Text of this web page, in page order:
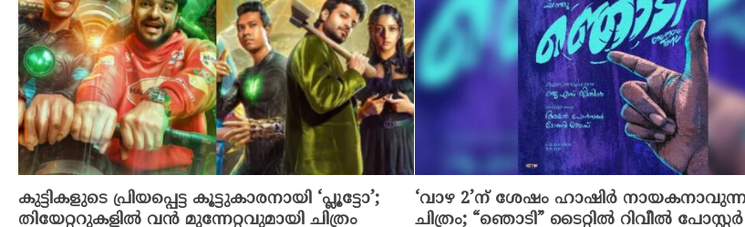
കുട്ടികളുടെ പ്രിയപ്പെട്ട കൂട്ടുകാരനായി ‘പ്ലൂട്ടോ’;
തിയേറ്ററുകളിൽ വൻ മുന്നേറ്റവുമായി ചിത്രം
‘വാഴ 2’ന് ശേഷം ഹാഷിർ
ചിത്രം; “ഞൊടി” ടൈറ്റിൽ റിവീൽ